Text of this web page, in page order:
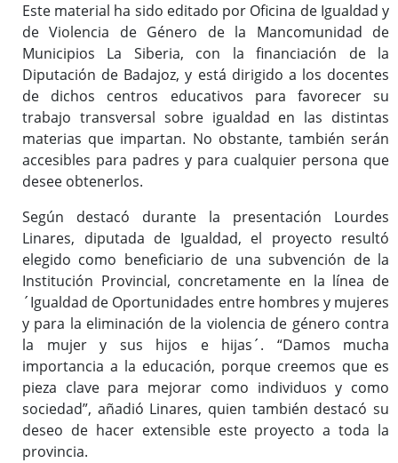
Este material ha sido editado por Oficina de Igualdad y
de Violencia de Género de la Mancomunidad de
Municipios La Siberia, con la financiación de la
Diputación de Badajoz, y está dirigido a los docentes
de dichos centros educativos para favorecer su
trabajo transversal sobre igualdad en las distintas
materias que impartan. No obstante, también serán
accesibles para padres y para cualquier persona que
desee obtenerlos.
Según destacó durante la presentación Lourdes
Linares, diputada de Igualdad, el proyecto resultó
elegido como beneficiario de una subvención de la
Institución Provincial, concretamente en la línea de
´Igualdad de Oportunidades entre hombres y mujeres
y para la eliminación de la violencia de género contra
la mujer y sus hijos e hijas´. “Damos mucha
importancia a la educación, porque creemos que es
pieza clave para mejorar como individuos y como
sociedad”, añadió Linares, quien también destacó su
deseo de hacer extensible este proyecto a toda la
provincia.